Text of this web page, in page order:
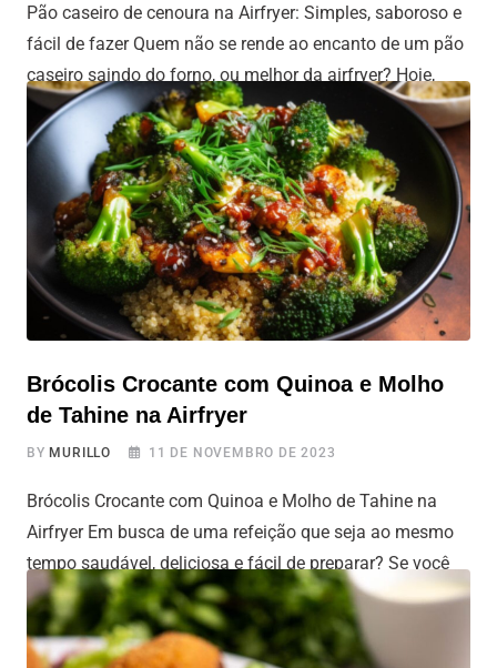
Pão caseiro de cenoura na Airfryer: Simples, saboroso e
fácil de fazer Quem não se rende ao encanto de um pão
caseiro saindo do forno, ou melhor da airfryer? Hoje,
estamos trazendo mais uma das deliciosas receitas da
Leonete, que já é figurinha carimbada aqui no Tudo Air
Fryer, e mestre na arte de fazer
Brócolis Crocante com Quinoa e Molho
de Tahine na Airfryer
BYMURILLO 11 DE NOVEMBRO DE 2023
Brócolis Crocante com Quinoa e Molho de Tahine na
Airfryer Em busca de uma refeição que seja ao mesmo
tempo saudável, deliciosa e fácil de preparar? Se você
respondeu “sim,” você está prestes a descobrir uma
receita incrível, diferente, deliciosa e com muitos
nutrientes. O Brócolis Crocante com Quinoa e Molho de